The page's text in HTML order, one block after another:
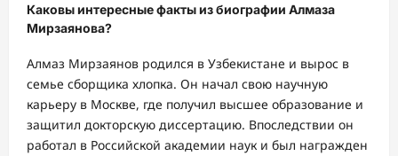
Каковы интересные факты из биографии Алмаза
Мирзаянова?
Алмаз Мирзаянов родился в Узбекистане и вырос в
семье сборщика хлопка. Он начал свою научную
карьеру в Москве, где получил высшее образование и
защитил докторскую диссертацию. Впоследствии он
работал в Российской академии наук и был награжден